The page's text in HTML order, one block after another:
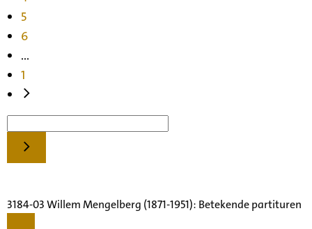
5
6
...
1
3184-03 Willem Mengelberg (1871-1951): Betekende partituren